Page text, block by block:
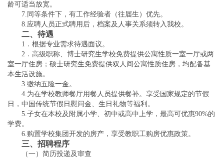
龄可适当放宽。
7.同等条件下，有工作经验者（往届生）优先。
8.应聘人员正式聘用后，档案及人事关系须转入我校。
二、待遇
1．根据专业需求待遇面议。
2．高级职称、博士研究生学校免费提供公寓性质一室一厅或两
室一厅住房；硕士研究生免费提供双人间公寓性质住房，均配备基
本生活设施。
3.缴纳五险一金。
4.为在学校教师餐厅用餐人员提供餐补。享受国家规定的节假
日，中国传统节假日慰问金、生日礼物等福利。
5.子女在本校及附属小学、初中或高中上学，最高可优惠90%的
学费。
6.购置学校集团开发的房产，享受教职工购房优惠政策。
三、招聘程序
（一）简历投递及审查